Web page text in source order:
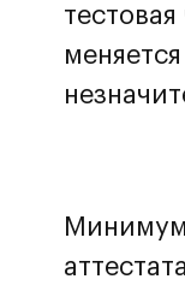
Минимум